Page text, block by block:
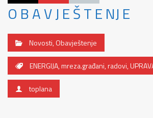
O B A V J E Š T E NJ E
Novosti,Obavještenje
ENERGIJA,mreza.građani,radovi,
toplana